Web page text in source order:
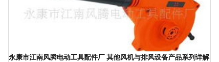
永康市江南风腾电动工具配件厂 其他风机与排风设备产品系列详解